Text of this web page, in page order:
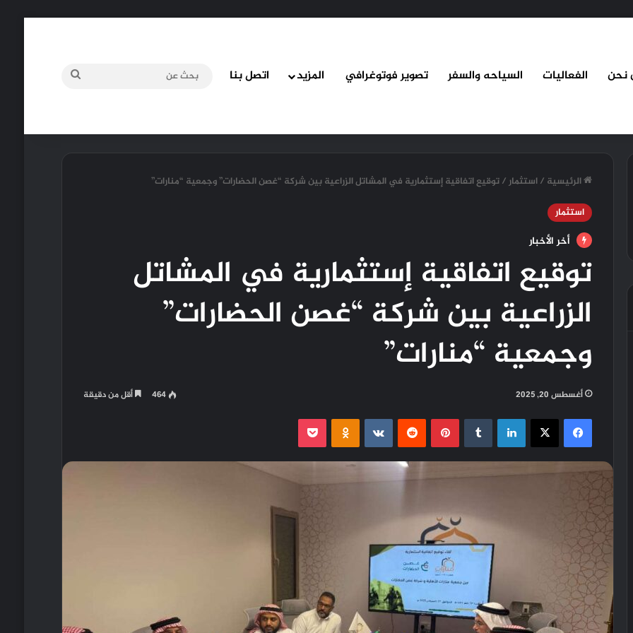
نحن الفعاليات السياحه والسفر تصوير فوتوغرافي المزيد اتصل بنا
بحث
الرئيسية /استثمار/توقيع اتفاقية إستثمارية في المشاتل الزراعية بين شركة “غصن الحضارات” وجمعية “منارات”
استثمار
أخر الأخبار
توقيع اتفاقية إستثمارية في المشاتل
الزراعية بين شركة “غصن الحضارات”
وجمعية “منارات”
أغسطس 20, 2025 464 أقل من دقيقة
فيسبوك X لينكدإن ‏Tumblr بينتيريست ‏Reddit
‏VKontakte
Odnoklassniki بوكيت